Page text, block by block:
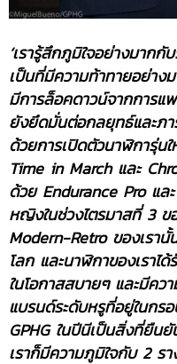
‘เรารู้สึกภูมิใจอย่างมาก
เป็นที่มีความท้าทายอย่าง
มีการล็อคดาวน์จากการแ
ยังยึดมั่นต่อกลยุทธ์และภา
ด้วยการเปิดตัวนาฬิการุ่น
Time in March และ
ด้วย Endurance Pro แล
หญิงในช่วงไตรมาสที่ 3 ข
Modern-Retro ของเรา
โลก และนาฬิกาของเราไ
ในโอกาสสบายๆ และมีคว
แบรนด์ระดับหรูที่อยู่ในกร
GPHG ในปีนีเป็นสิ่งที่ยืน
เราก็มีความภูมิใจกับ 2 ร